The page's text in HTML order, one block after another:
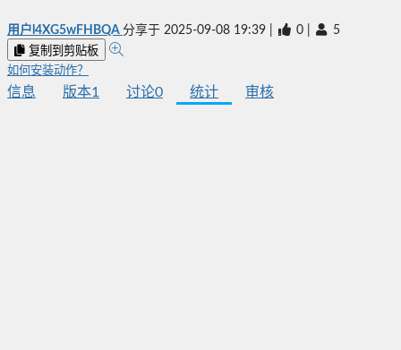
用户l4XG5wFHBQA 分享于 2025-09-08 19:39 0 5
复制到剪贴板
如何安装动作？
信息 版本1 讨论0 统计 审核